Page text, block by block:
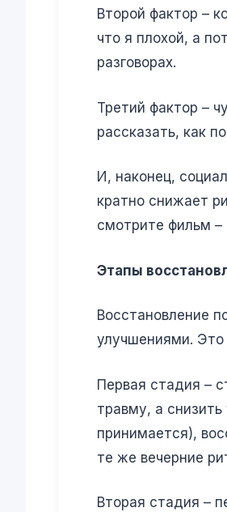
Второй фактор –
что я плохой, а
разговорах.
Третий фактор –
рассказать, как
И, наконец,
кратно снижает
смотрите фильм –
Этапы
Восстановление
улучшениями.
Первая стадия –
травму, а
принимается),
те же вечерние
Вторая стадия –